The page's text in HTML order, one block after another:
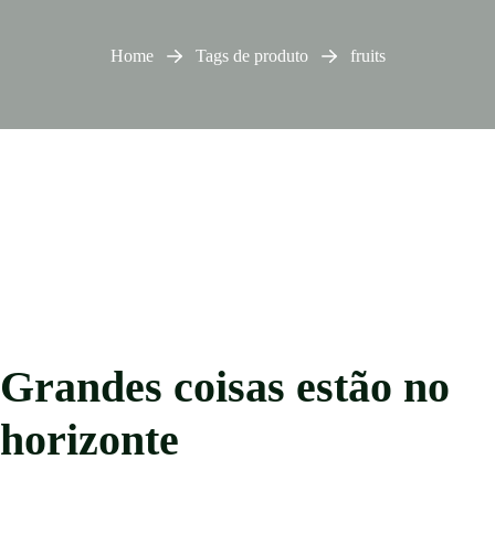
Home Tags de produto fruits
Grandes coisas estão no
horizonte